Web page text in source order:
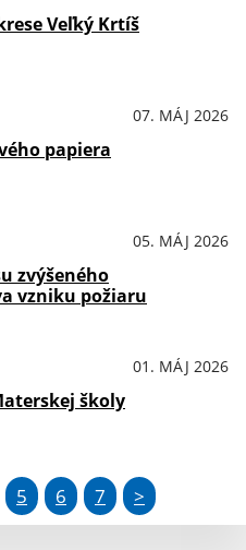
Veľký Krtíš
07. MÁJ 2026
papiera
05. MÁJ 2026
zvýšeného
vzniku požiaru
01. MÁJ 2026
školy
5 6 7 >